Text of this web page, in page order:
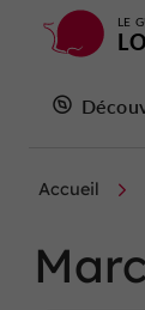
LE
Accueil